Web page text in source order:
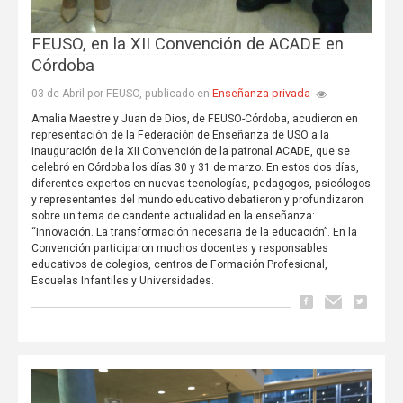
FEUSO, en la XII Convención de ACADE en
Córdoba
03 de Abril por FEUSO, publicado en Enseñanza privada
Amalia Maestre y Juan de Dios, de FEUSO-Córdoba, acudieron en
representación de la Federación de Enseñanza de USO a la
inauguración de la XII Convención de la patronal ACADE, que se
celebró en Córdoba los días 30 y 31 de marzo. En estos dos días,
diferentes expertos en nuevas tecnologías, pedagogos, psicólogos
y representantes del mundo educativo debatieron y profundizaron
sobre un tema de candente actualidad en la enseñanza:
“Innovación. La transformación necesaria de la educación”. En la
Convención participaron muchos docentes y responsables
educativos de colegios, centros de Formación Profesional,
Escuelas Infantiles y Universidades.